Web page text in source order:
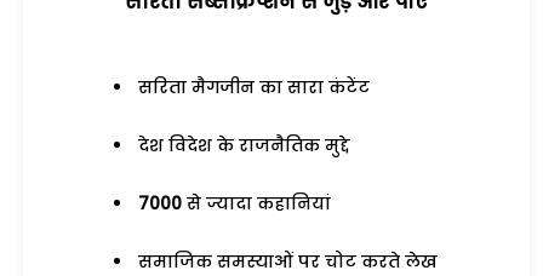
सरिता मैगजीन का सारा कंटेंट
देश विदेश के राजनैतिक मुद्दे
7000 से ज्यादा कहानियां
समाजिक समस्याओं पर चोट करते लेख